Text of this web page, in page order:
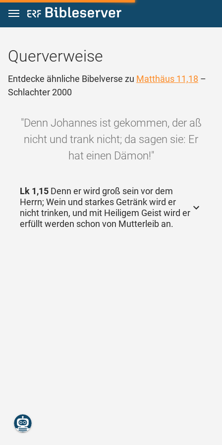
Zum Inhalt springen
Querverweise
Entdecke ähnliche Bibelverse zu Matthäus 11,18 –
Schlachter 2000
"Denn Johannes ist gekommen, der aß
nicht und trank nicht; da sagen sie: Er
hat einen Dämon!"
Lk 1,15 Denn er wird groß sein vor dem
Herrn; Wein und starkes Getränk wird er
nicht trinken, und mit Heiligem Geist wird er
erfüllt werden schon von Mutterleib an.